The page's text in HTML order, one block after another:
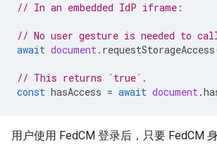
// In an embedded IdP iframe:
// No user gesture is needed to
await document. requestStorageAccess
// This returns `true`.
const hasAccess = await document.
用户使用 FedCM 登录后，只要 FedCM